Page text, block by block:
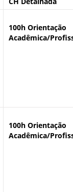
100h Orientação
Acadêmica/
100h Orientação
Acadêmica/